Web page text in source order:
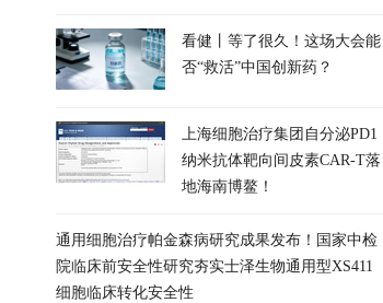
看健丨等了很久！这场大会能
否“救活”中国创新药？
上海细胞治疗集团自分泌PD1
纳米抗体靶向间皮素CAR-T落
地海南博鳌！
通用细胞治疗帕金森病研究成果发布！国家中检
院临床前安全性研究夯实士泽生物通用型XS411
细胞临床转化安全性